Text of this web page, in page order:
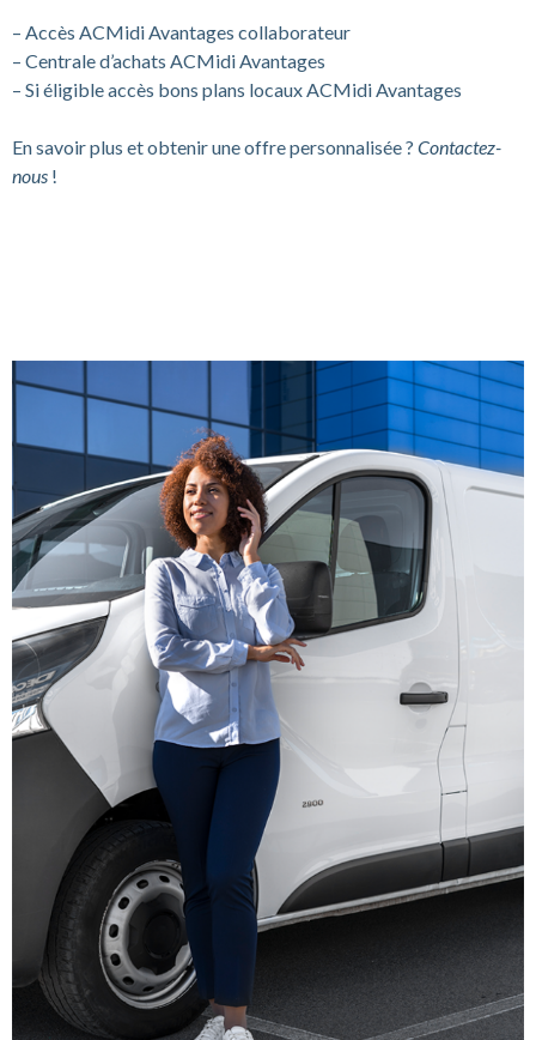
– Accès ACMidi Avantages collaborateur
– Centrale d’achats ACMidi Avantages
– Si éligible accès bons plans locaux ACMidi Avantages
En savoir plus et obtenir une offre personnalisée ? Contactez-
nous !